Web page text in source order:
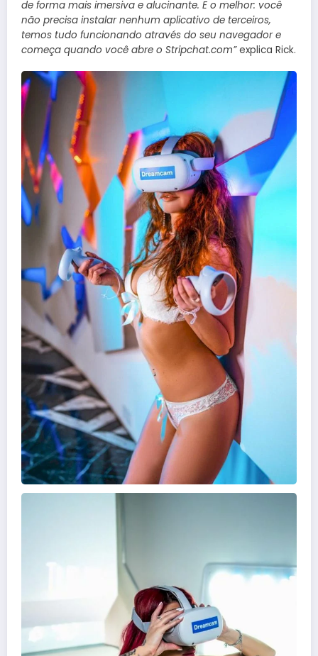
de forma mais imersiva e alucinante. E o melhor: você
não precisa instalar nenhum aplicativo de terceiros,
temos tudo funcionando através do seu navegador e
começa quando você abre o Stripchat.com”explica Rick.